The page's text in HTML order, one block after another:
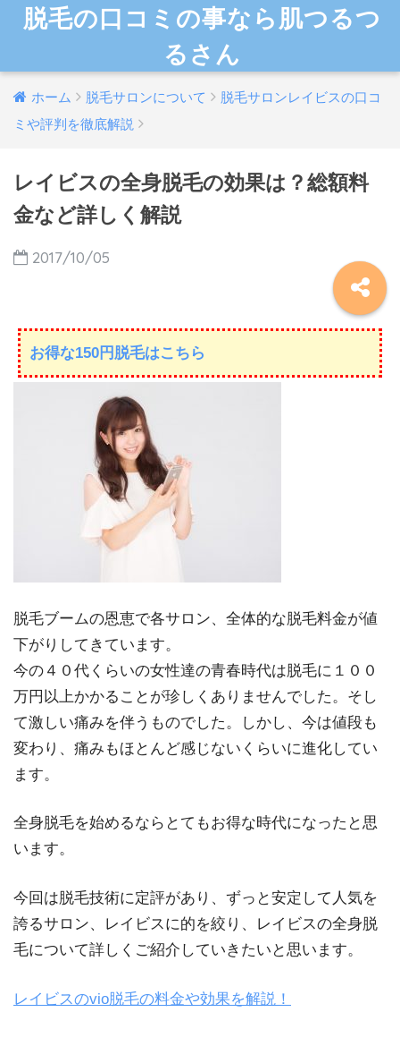
脱毛の口コミの事なら肌つるつ
るさん
ホーム 脱毛サロンについて
脱毛サロンレイビスの口コ
ミや評判を徹底解説
レイビスの全身脱毛の効果は？総額料
金など詳しく解説
2017/10/05
お得な150円脱毛はこちら
脱毛ブームの恩恵で各サロン、全体的な脱毛料金が値
下がりしてきています。
今の４０代くらいの女性達の青春時代は脱毛に１００
万円以上かかることが珍しくありませんでした。そし
て激しい痛みを伴うものでした。しかし、今は値段も
変わり、痛みもほとんど感じないくらいに進化してい
ます。
全身脱毛を始めるならとてもお得な時代になったと思
います。
今回は脱毛技術に定評があり、ずっと安定して人気を
誇るサロン、レイビスに的を絞り、レイビスの全身脱
毛について詳しくご紹介していきたいと思います。
レイビスのvio脱毛の料金や効果を解説！